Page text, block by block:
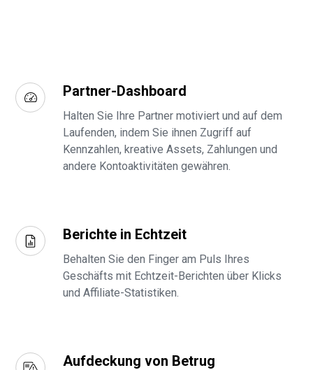
Partner-Dashboard
Halten Sie Ihre Partner motiviert und auf dem
Laufenden, indem Sie ihnen Zugriff auf
Kennzahlen, kreative Assets, Zahlungen und
andere Kontoaktivitäten gewähren.
Berichte in Echtzeit
Behalten Sie den Finger am Puls Ihres
Geschäfts mit Echtzeit-Berichten über Klicks
und Affiliate-Statistiken.
Aufdeckung von Betrug